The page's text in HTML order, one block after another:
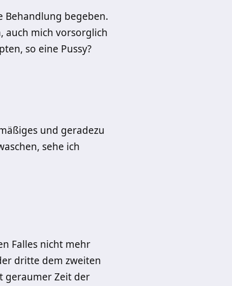
Behandlung begeben.
auch mich vorsorglich
so eine Pussy?
und geradezu
sehe ich
Falles nicht mehr
dritte dem zweiten
geraumer Zeit der